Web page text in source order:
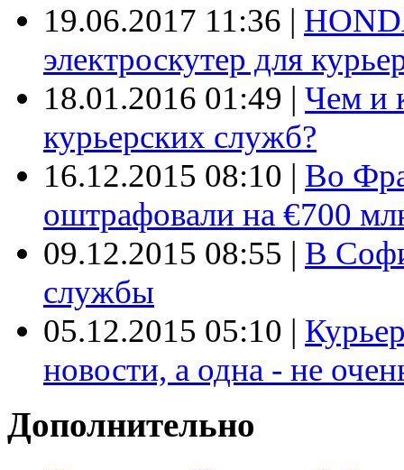
19.06.2017 11:36 |
электроскутер для
18.01.2016 01:49 | Чем и
курьерских служб?
16.12.2015 08:10 | Во
оштрафовали на €700
09.12.2015 08:55 | В
службы
05.12.2015 05:10 |
новости, а одна - не
Дополнительно